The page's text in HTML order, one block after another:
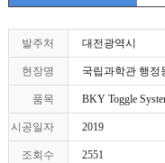
발주처 대전광역시
현장명 국립과학관 행정
품목 BKY Toggle
시공일자 2019
조회수 2551